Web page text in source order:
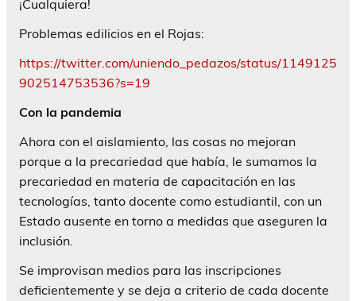
¡Cualquiera!
Problemas edilicios en el Rojas:
https://twitter.com/uniendo_pedazos/status/1149125
902514753536?s=19
Con la pandemia
Ahora con el aislamiento, las cosas no mejoran
porque a la precariedad que había, le sumamos la
precariedad en materia de capacitación en las
tecnologías, tanto docente como estudiantil, con un
Estado ausente en torno a medidas que aseguren la
inclusión.
Se improvisan medios para las inscripciones
deficientemente y se deja a criterio de cada docente